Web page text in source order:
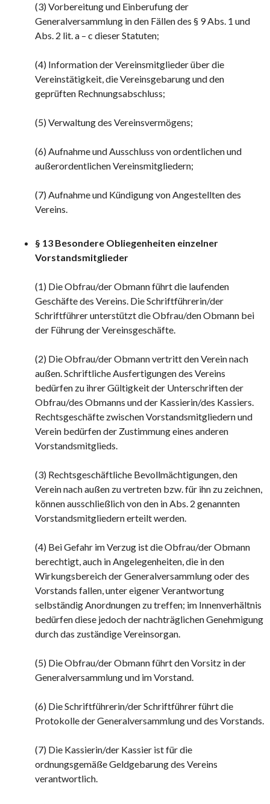
(3) Vorbereitung und Einberufung der
Generalversammlung in den Fällen des § 9 Abs. 1 und
Abs. 2 lit. a – c dieser Statuten;
(4) Information der Vereinsmitglieder über die
Vereinstätigkeit, die Vereinsgebarung und den
geprüften Rechnungsabschluss;
(5) Verwaltung des Vereinsvermögens;
(6) Aufnahme und Ausschluss von ordentlichen und
außerordentlichen Vereinsmitgliedern;
(7) Aufnahme und Kündigung von Angestellten des
Vereins.
§ 13 Besondere Obliegenheiten einzelner
Vorstandsmitglieder
(1) Die Obfrau/der Obmann führt die laufenden
Geschäfte des Vereins. Die Schriftführerin/der
Schriftführer unterstützt die Obfrau/den Obmann bei
der Führung der Vereinsgeschäfte.
(2) Die Obfrau/der Obmann vertritt den Verein nach
außen. Schriftliche Ausfertigungen des Vereins
bedürfen zu ihrer Gültigkeit der Unterschriften der
Obfrau/des Obmanns und der Kassierin/des Kassiers.
Rechtsgeschäfte zwischen Vorstandsmitgliedern und
Verein bedürfen der Zustimmung eines anderen
Vorstandsmitglieds.
(3) Rechtsgeschäftliche Bevollmächtigungen, den
Verein nach außen zu vertreten bzw. für ihn zu zeichnen,
können ausschließlich von den in Abs. 2 genannten
Vorstandsmitgliedern erteilt werden.
(4) Bei Gefahr im Verzug ist die Obfrau/der Obmann
berechtigt, auch in Angelegenheiten, die in den
Wirkungsbereich der Generalversammlung oder des
Vorstands fallen, unter eigener Verantwortung
selbständig Anordnungen zu treffen; im Innenverhältnis
bedürfen diese jedoch der nachträglichen Genehmigung
durch das zuständige Vereinsorgan.
(5) Die Obfrau/der Obmann führt den Vorsitz in der
Generalversammlung und im Vorstand.
(6) Die Schriftführerin/der Schriftführer führt die
Protokolle der Generalversammlung und des Vorstands.
(7) Die Kassierin/der Kassier ist für die
ordnungsgemäße Geldgebarung des Vereins
verantwortlich.